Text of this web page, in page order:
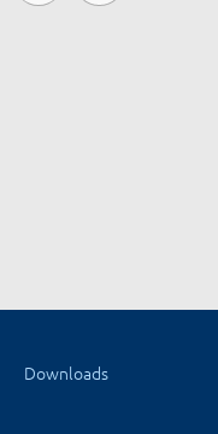
Downloads